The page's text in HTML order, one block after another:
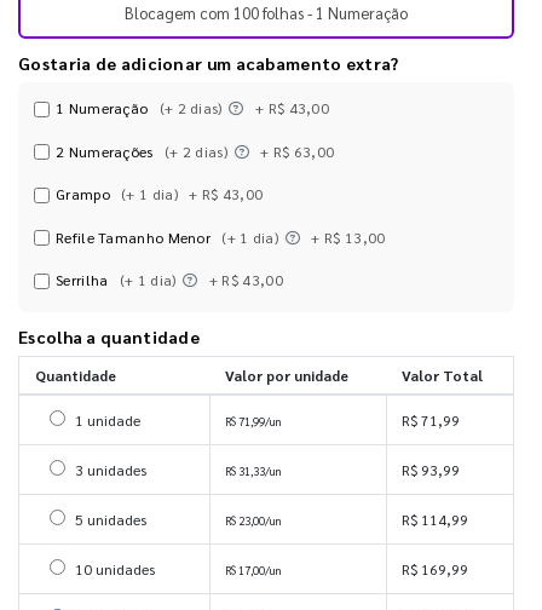
Blocagem com 100 folhas - 1 Numeração
Gostaria de adicionar um acabamento extra?
1 Numeração (+ 2 dias) + R$ 43,00
2 Numerações (+ 2 dias) + R$ 63,00
Grampo (+ 1 dia) + R$ 43,00
Refile Tamanho Menor (+ 1 dia) + R$ 13,00
Serrilha (+ 1 dia) + R$ 43,00
Escolha a quantidade
Quantidade Valor por unidade Valor Total
Selecionar 1 unidade
1 unidade R$ 71,99/un R$ 71,99
Selecionar 3 unidades
3 unidades R$ 31,33/un R$ 93,99
Selecionar 5 unidades
5 unidades R$ 23,00/un R$ 114,99
Selecionar 10 unidades
10 unidades R$ 17,00/un R$ 169,99